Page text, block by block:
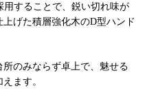
することで、鋭い切れ味が
げた積層強化木のD型ハンド
のみならず卓上で、魅せる
ます。